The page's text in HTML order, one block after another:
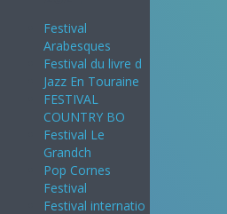
Festival
Arabesques
Festival du livre d
Jazz En Touraine
FESTIVAL
COUNTRY BO
Festival Le
Grandch
Pop Cornes
Festival
Festival internatio